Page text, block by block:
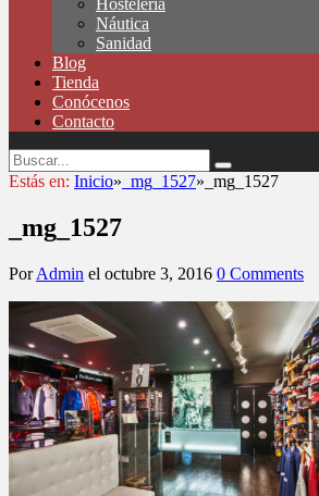
Hostelería
Náutica
Sanidad
Blog
Tienda
Conócenos
Contacto
Estás en: Inicio» _mg_1527» _mg_1527
_mg_1527
PorAdmin el octubre 3, 2016 0 Comments